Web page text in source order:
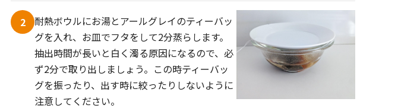
2
耐熱ボウルにお湯とアールグレイのティーバッ
グを入れ、お皿でフタをして2分蒸らします。
抽出時間が長いと白く濁る原因になるので、必
ず2分で取り出しましょう。この時ティーバッ
グを振ったり、出す時に絞ったりしないように
注意してください。